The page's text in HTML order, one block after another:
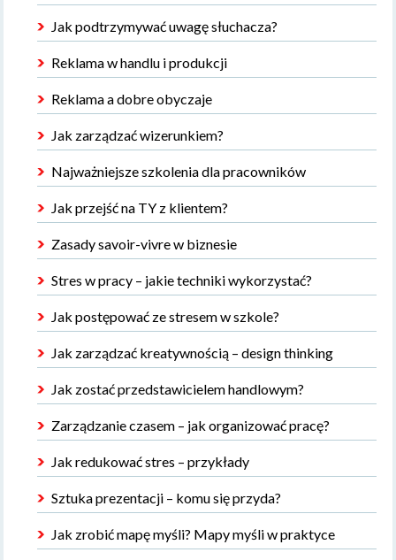
Jak podtrzymywać uwagę słuchacza?
Reklama w handlu i produkcji
Reklama a dobre obyczaje
Jak zarządzać wizerunkiem?
Najważniejsze szkolenia dla pracowników
Jak przejść na TY z klientem?
Zasady savoir-vivre w biznesie
Stres w pracy – jakie techniki wykorzystać?
Jak postępować ze stresem w szkole?
Jak zarządzać kreatywnością – design thinking
Jak zostać przedstawicielem handlowym?
Zarządzanie czasem – jak organizować pracę?
Jak redukować stres – przykłady
Sztuka prezentacji – komu się przyda?
Jak zrobić mapę myśli? Mapy myśli w praktyce